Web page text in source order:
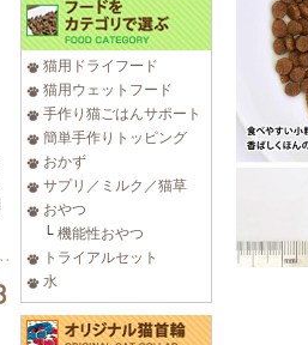
猫用ドライフード
猫用ウェットフード
手作り猫ごはんサポート
簡単手作りトッピング
おかず
サプリ／ミルク／猫草
おやつ
└ 機能性おやつ
トライアルセット
水